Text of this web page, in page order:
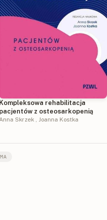
Kompleksowa rehabilitacja
pacjentów z osteosarkopenią
Anna Skrzek Joanna Kostka